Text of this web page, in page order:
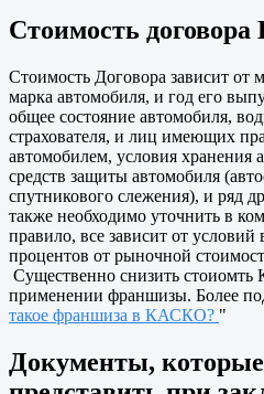
Стоимость
Стоимость Договора зависит от
марка автомобиля, и год его
общее состояние автомобиля,
страхователя, и лиц имеющих
автомобилем, условия хранения
средств защиты автомобиля
спутникового слежения), и ряд
также необходимо уточнить в
правило, все зависит от
процентов от рыночной
Существенно снизить
применении франшизы. Более
такое франшиза в КАСКО? "
Документы, которые